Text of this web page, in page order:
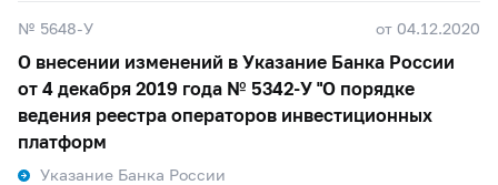
№ 5648-У от 04.12.2020
О внесении изменений в Указание Банка России
от 4 декабря 2019 года № 5342-У "О порядке
ведения реестра операторов инвестиционных
платформ
Указание Банка России